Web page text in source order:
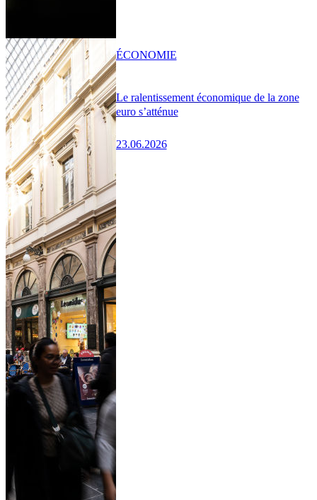
Le ralentissement économique de la zone
euro s’atténue
23.06.2026
ÉCONOMIE